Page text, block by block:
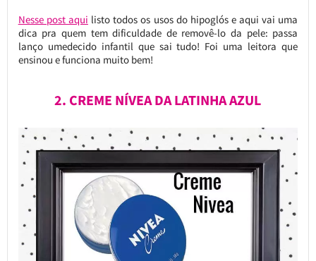
Nesse post aqui listo todos os usos do hipoglós e aqui vai uma
dica pra quem tem dificuldade de removê-lo da pele: passa
lanço umedecido infantil que sai tudo! Foi uma leitora que
ensinou e funciona muito bem!
2. CREME NÍVEA DA LATINHA AZUL